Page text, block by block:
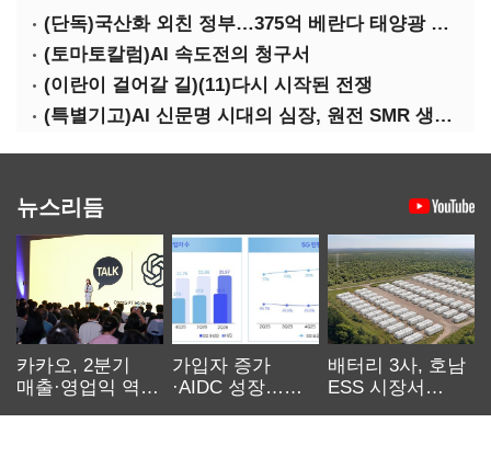
(단독)국산화 외친 정부…375억 베란다 태양광 사업엔 중국산만 남았다
(토마토칼럼)AI 속도전의 청구서
(이란이 걸어갈 길)(11)다시 시작된 전쟁
(특별기고)AI 신문명 시대의 심장, 원전 SMR 생태계 복원의 마지막 골든타임을 붙잡아라
뉴스리듬
카카오, 2분기
매출·영업익 역대
가입자 증가
·AIDC 성장…
배터리 3사, 호남
ESS 시장서